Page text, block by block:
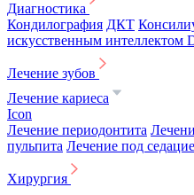
Диагностика
Кондилография ДКТ
искусственным интеллектом
Лечение зубов
Лечение кариеса
Icon
Лечение периодонтита
пульпита Лечение под
Хирургия